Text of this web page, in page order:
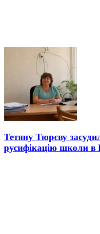
Тетяну Тюрєву
русифікацію школи в